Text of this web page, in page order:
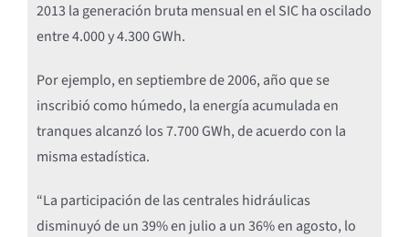
2013 la generación bruta mensual en el SIC ha oscilado
entre 4.000 y 4.300 GWh.
Por ejemplo, en septiembre de 2006, año que se
inscribió como húmedo, la energía acumulada en
tranques alcanzó los 7.700 GWh, de acuerdo con la
misma estadística.
“La participación de las centrales hidráulicas
disminuyó de un 39% en julio a un 36% en agosto, lo